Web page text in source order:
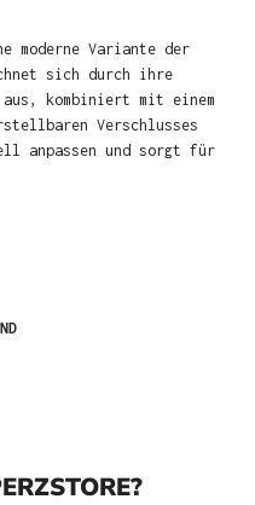
moderne Variante der
sich durch ihre
kombiniert mit einem
Verschlusses
anpassen und sorgt für